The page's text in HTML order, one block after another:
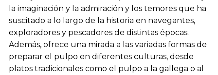
la imaginación y la admiración y los temores que ha
suscitado a lo largo de la historia en navegantes,
exploradores y pescadores de distintas épocas.
Además, ofrece una mirada a las variadas formas de
preparar el pulpo en diferentes culturas, desde
platos tradicionales como el pulpo a la gallega o al